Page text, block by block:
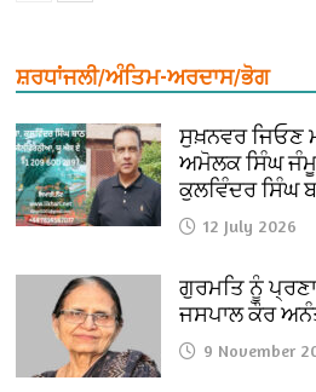
ਸ਼ਰਧਾਂਜਲੀ/ਅੰਤਿਮ-ਅਰਦਾਸ/ਭੋਗ
ਸੁਖ਼ਨਵਰ ਜਿਓਣ
ਅਮੋਲਕ ਸਿੰਘ
ਕੁਲਵਿੰਦਰ ਸਿੰਘ
12 July 2026
ਗੁਰਮਤਿ ਨੂੰ
ਜਸਪਾਲ ਕੌਰ
9 November